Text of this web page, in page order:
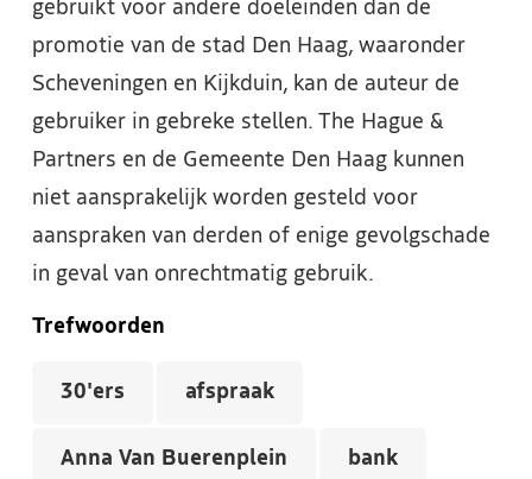
gebruikt voor andere doeleinden dan de
promotie van de stad Den Haag, waaronder
Scheveningen en Kijkduin, kan de auteur de
gebruiker in gebreke stellen. The Hague &
Partners en de Gemeente Den Haag kunnen
niet aansprakelijk worden gesteld voor
aanspraken van derden of enige gevolgschade
in geval van onrechtmatig gebruik.
Trefwoorden
30'ers afspraak
Anna Van Buerenplein bank